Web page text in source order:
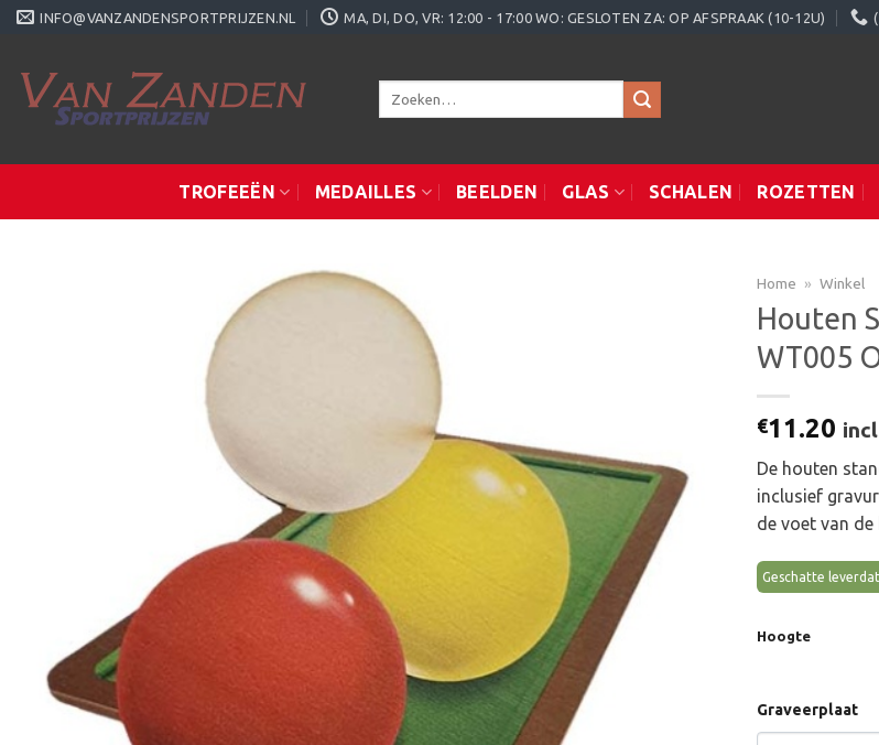
Ga
INFO@VANZANDENSPORTPRIJZEN.NL MA, DI, DO, VR: 12:00 - 17:00 WO: GESLOTEN ZA: OP AFSPRAAK (10-12U)
Zoeken
TROFEEËN MEDAILLES BEELDEN GLAS SCHALEN ROZETTEN
Home » Winkel
Houten
WT005
€11.20
De houten
inclusief
de voet van
Geschatte
Hoogte
Graveerplaat